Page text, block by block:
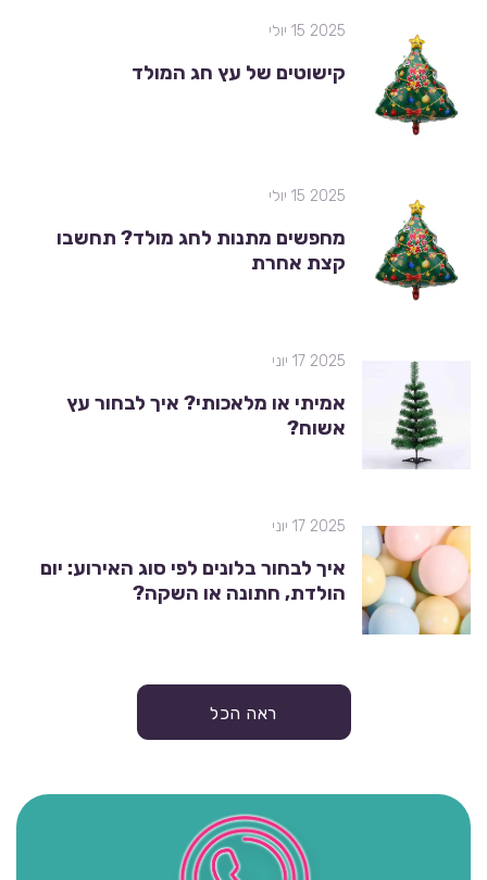
2025 15 יולי
קישוטים של עץ חג המולד
2025 15 יולי
מחפשים מתנות לחג מולד? תחשבו
קצת אחרת
2025 17 יוני
אמיתי או מלאכותי? איך לבחור עץ
אשוח?
2025 17 יוני
איך לבחור בלונים לפי סוג האירוע: יום
הולדת, חתונה או השקה?
ראה הכל